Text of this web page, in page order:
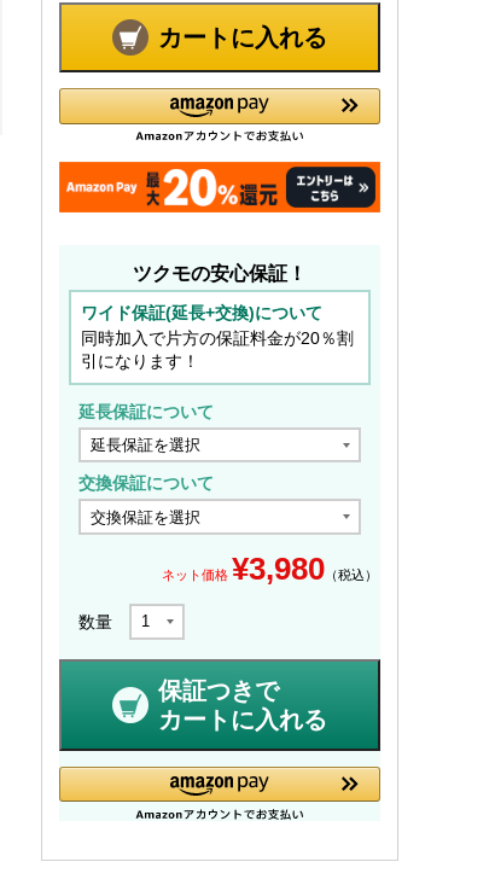
カートに入れる
ツクモの安心保証！
ワイド保証(延長+交換)について
同時加入で片方の保証料金が20％割
引になります！
延長保証について
交換保証について
ネット価格 ¥3,980 （税込）
数量
保証つきで
カートに入れる